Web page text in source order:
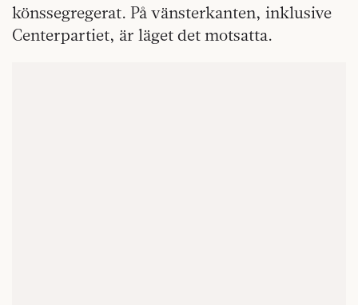
könssegregerat. På vänsterkanten, inklusive
Centerpartiet, är läget det motsatta.